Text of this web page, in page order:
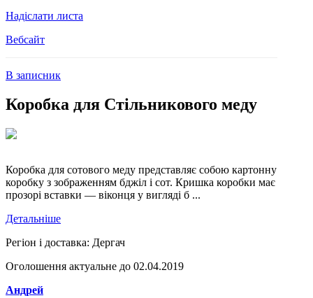
Надіслати листа
Вебсайт
В записник
Коробка для Стільникового меду
Коробка для сотового меду представляє собою картонну
коробку з зображенням бджіл і сот. Кришка коробки має
прозорі вставки — віконця у вигляді б ...
Детальніше
Регіон і доставка: Дергач
Оголошення актуальне до 02.04.2019
Андрей